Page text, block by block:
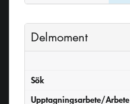
Delmoment
Sök
Upptagningsarbete/Arbete